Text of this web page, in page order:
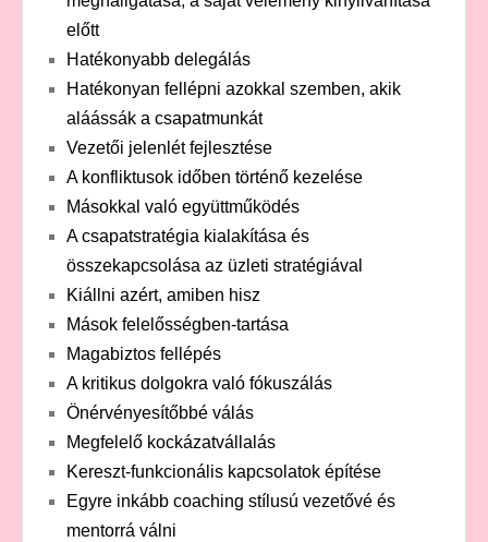
előtt
Hatékonyabb delegálás
Hatékonyan fellépni azokkal szemben, akik
aláássák a csapatmunkát
Vezetői jelenlét fejlesztése
A konfliktusok időben történő kezelése
Másokkal való együttműködés
A csapatstratégia kialakítása és
összekapcsolása az üzleti stratégiával
Kiállni azért, amiben hisz
Mások felelősségben-tartása
Magabiztos fellépés
A kritikus dolgokra való fókuszálás
Önérvényesítőbbé válás
Megfelelő kockázatvállalás
Kereszt-funkcionális kapcsolatok építése
Egyre inkább coaching stílusú vezetővé és
mentorrá válni